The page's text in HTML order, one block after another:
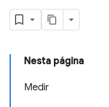
Nesta página
Medir